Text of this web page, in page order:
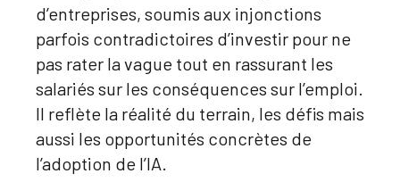
d’entreprises, soumis aux injonctions
parfois contradictoires d’investir pour ne
pas rater la vague tout en rassurant les
salariés sur les conséquences sur l’emploi.
Il reflète la réalité du terrain, les défis mais
aussi les opportunités concrètes de
l’adoption de l’IA.